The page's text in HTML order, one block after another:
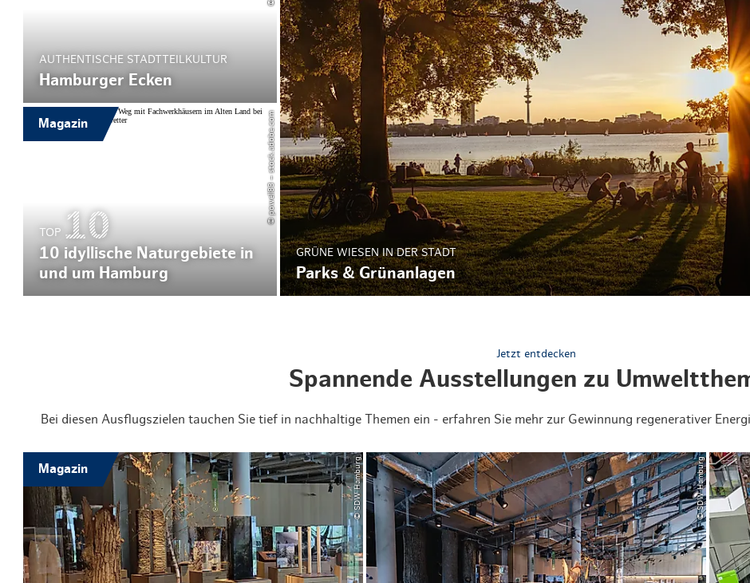
AUTHENTISCHE STADTTEILKULTUR
Hamburger Ecken
GRÜNE WIESEN IN DER STADT
Parks & Grünanlagen
© powell83 – stock.adobe.com
TOP
10 idyllische Naturgebiete in
und um Hamburg
Magazin
Jetzt entdecken
Spannende Ausstellungen zu
Bei diesen Ausflugszielen tauchen Sie tief in nachhaltige Themen ein - erfahren Sie mehr zur Gewinnung regenerativer
© SDW Hamburg
Magazin © SDW Hamburg